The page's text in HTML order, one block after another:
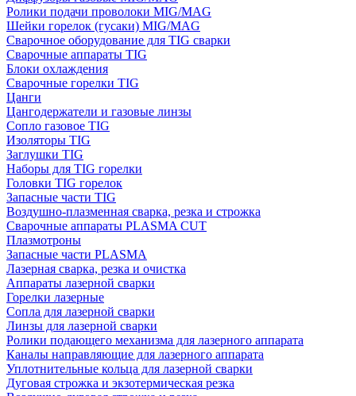
Ролики подачи проволоки MIG/MAG
Шейки горелок (гусаки) MIG/MAG
Сварочное оборудование для TIG сварки
Сварочные аппараты TIG
Блоки охлаждения
Сварочные горелки TIG
Цанги
Цангодержатели и газовые линзы
Сопло газовое TIG
Изоляторы TIG
Заглушки TIG
Наборы для TIG горелки
Головки TIG горелок
Запасные части TIG
Воздушно-плазменная сварка, резка и строжка
Сварочные аппараты PLASMA CUT
Плазмотроны
Запасные части PLASMA
Лазерная сварка, резка и очистка
Аппараты лазерной сварки
Горелки лазерные
Сопла для лазерной сварки
Линзы для лазерной сварки
Ролики подающего механизма для лазерного аппарата
Каналы направляющие для лазерного аппарата
Уплотнительные кольца для лазерной сварки
Дуговая строжка и экзотермическая резка